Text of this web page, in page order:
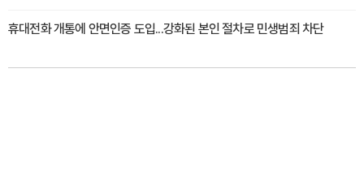
휴대전화 개통에 안면인증 도입...강화된 본인 절차로 민생범죄 차단